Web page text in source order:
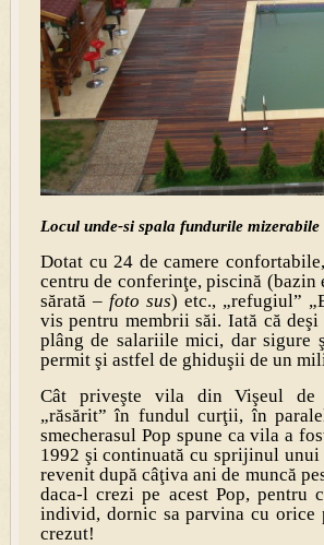
Locul unde-si spala fundurile
Dotat cu 24 de camere
centru de conferinţe, piscină (bazin
sărată – foto sus) etc., „refugiul”
vis pentru membrii săi. Iată că
plâng de salariile mici, dar sigure
permit şi astfel de ghiduşii de un
Cât priveşte vila din Vişeul de
„răsărit” în fundul curţii, în
smecherasul Pop spune ca vila a
1992 şi continuată cu sprijinul unui
revenit după câţiva ani de muncă
daca-l crezi pe acest Pop, pentru
individ, dornic sa parvina cu orice
crezut!